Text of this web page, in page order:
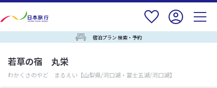
宿泊プラン 検索・予約
若草の宿 丸栄
わかくさのやど まるえい 【山梨県/河口湖・富士五湖/河口湖】